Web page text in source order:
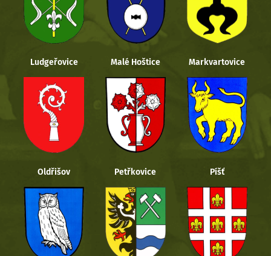
Ludgeřovice Malé Hoštice Markvartovice
Oldřišov Petřkovice Píšť